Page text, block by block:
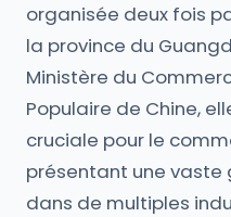
organisée deux fois
la province du
Ministère du
Populaire de Chine,
cruciale pour le
présentant une
dans de multiples